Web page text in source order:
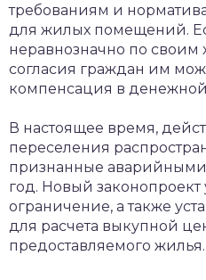
требованиям и
для жилых помещений.
неравнозначно по своим
согласия граждан им
компенсация в
В настоящее время,
переселения
признанные аварийными
год. Новый законопроект
ограничение, а также
для расчета выкупной
предоставляемого жилья.